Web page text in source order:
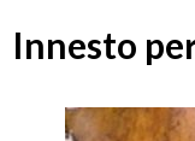
Innesto